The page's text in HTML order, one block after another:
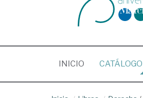
INICIO (CURRENT)
CATÁLOGO